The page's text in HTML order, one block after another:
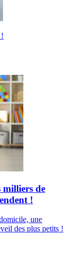
milliers de
!
une
des plus petits !